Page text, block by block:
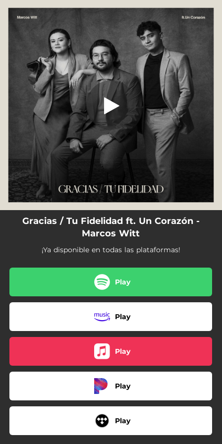
You're all set!
Gracias / Tu Fidelidad
Gracias / Tu Fidelidad
Gracias / Tu Fidelidad ft. Un Corazón -
Marcos Witt
¡Ya disponible en todas las plataformas!
Play
Play
Play
Play
Play